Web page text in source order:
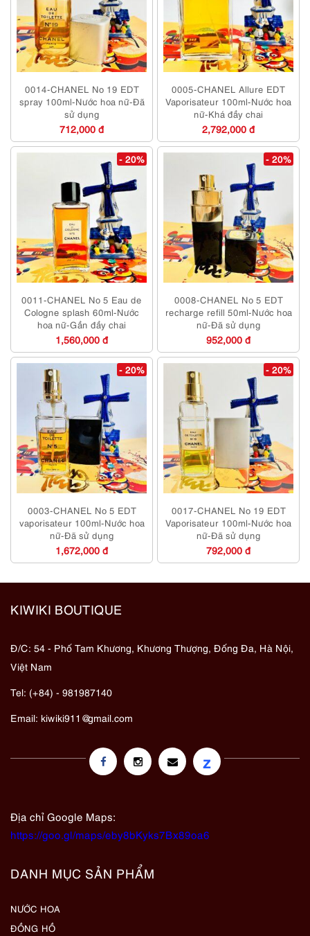
0014-CHANEL No 19 EDT
spray 100ml-Nước hoa nữ-Đã
sử dụng
712,000 đ
0005-CHANEL Allure EDT
Vaporisateur 100ml-Nước hoa
nữ-Khá đầy chai
2,792,000 đ
- 20%
0011-CHANEL No 5 Eau de
Cologne splash 60ml-Nước
hoa nữ-Gần đầy chai
1,560,000 đ
- 20%
0008-CHANEL No 5 EDT
recharge refill 50ml-Nước hoa
nữ-Đã sử dụng
952,000 đ
- 20%
0003-CHANEL No 5 EDT
vaporisateur 100ml-Nước hoa
nữ-Đã sử dụng
1,672,000 đ
- 20%
0017-CHANEL No 19 EDT
Vaporisateur 100ml-Nước hoa
nữ-Đã sử dụng
792,000 đ
KIWIKI BOUTIQUE
Đ/C: 54 - Phố Tam Khương, Khương Thượng, Đống Đa, Hà Nội,
Việt Nam
Tel: (+84) - 981987140
Email: kiwiki911@gmail.com
z
Địa chỉ Google Maps:
https://goo.gl/maps/eby8bKyks7Bx89oa6
DANH MỤC SẢN PHẨM
NƯỚC HOA
ĐỒNG HỒ